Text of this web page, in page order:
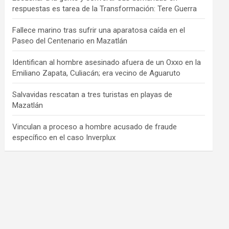
respuestas es tarea de la Transformación: Tere Guerra
Fallece marino tras sufrir una aparatosa caída en el
Paseo del Centenario en Mazatlán
Identifican al hombre asesinado afuera de un Oxxo en la
Emiliano Zapata, Culiacán; era vecino de Aguaruto
Salvavidas rescatan a tres turistas en playas de
Mazatlán
Vinculan a proceso a hombre acusado de fraude
específico en el caso Inverplux